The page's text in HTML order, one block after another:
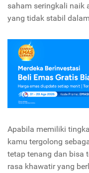
saham seringkali naik
yang tidak stabil
Apabila memiliki
kamu tergolong
tetap tenang dan bisa
rasa khawatir yang